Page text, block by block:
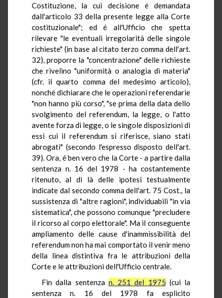
Costituzione, la cui decisione é demandata
dall'articolo 33 della presente legge alla Corte
costituzionale"; ed é all'Ufficio che spetta
rilevare "le eventuali irregolarità delle singole
richieste" (in base al citato terzo comma dell'art.
32), proporre la "concentrazione" delle richieste
che rivelino "uniformità o analogia di materia"
(cfr. il quarto comma del medesimo articolo),
nonché dichiarare che le operazioni referendarie
"non hanno più corso", "se prima della data dello
svolgimento del referendum, la legge, o l'atto
avente forza di legge, o le singole disposizioni di
essi cui il referendum si riferisce, siano stati
abrogati" (secondo l'espresso disposto dell'art.
39). Ora, é ben vero che la Corte - a partire dalla
sentenza n. 16 del 1978 - ha costantemente
ritenuto, al di là delle ipotesi testualmente
indicate dal secondo comma dell'art. 75 Cost., la
sussistenza di "altre ragioni", individuabili "in via
sistematica", che possono comunque "precludere
il ricorso al corpo elettorale". Ma il conseguente
ampliamento delle cause d'inammissibilità del
referendum non ha mai comportato il venir meno
della linea distintiva fra le attribuzioni della
Corte e le attribuzioni dell'Ufficio centrale.
Fin dalla sentenza n. 251 del 1975 (cui la
sentenza n. 16 del 1978 fa esplicito